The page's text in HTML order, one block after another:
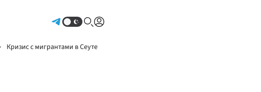
Кризис с мигрантами в Сеуте